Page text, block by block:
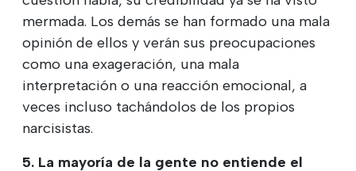
mermada. Los demás se han formado una mala
opinión de ellos y verán sus preocupaciones
como una exageración, una mala
interpretación o una reacción emocional, a
veces incluso tachándolos de los propios
narcisistas.
5. La mayoría de la gente no entiende el